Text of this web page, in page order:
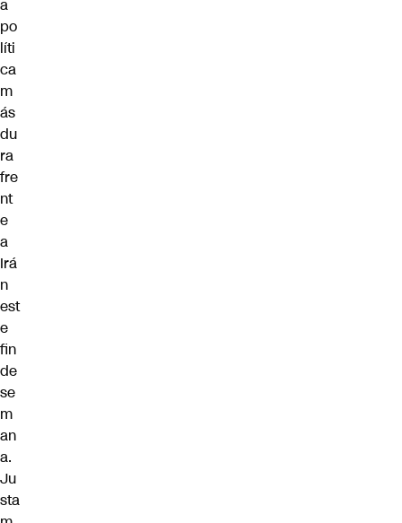
a
po
líti
ca
m
ás
du
ra
fre
nt
e
a
Irá
n
est
e
fin
de
se
m
an
a.
Ju
sta